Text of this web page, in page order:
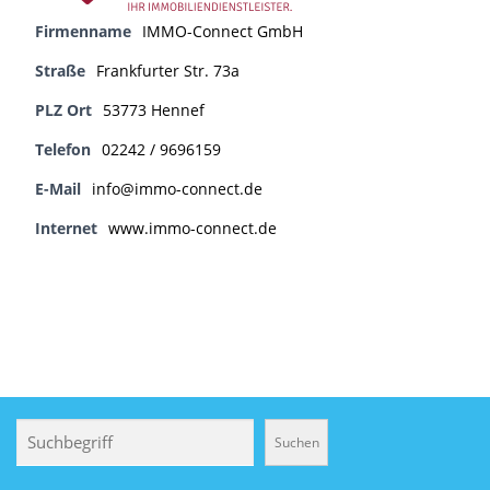
Firmenname IMMO-Connect GmbH
Straße Frankfurter Str. 73a
PLZ Ort 53773 Hennef
Telefon 02242 / 9696159
E-Mail info@immo-connect.de
Internet www.immo-connect.de
Suchen
Suchen